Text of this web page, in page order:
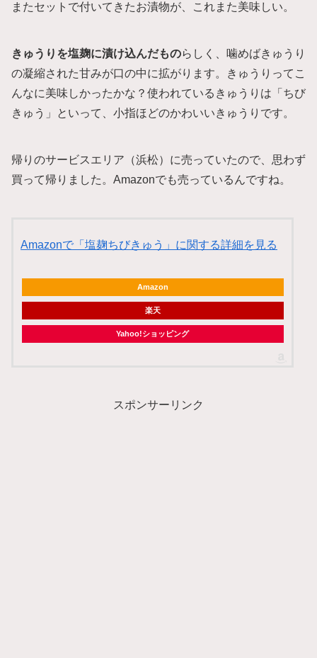
またセットで付いてきたお漬物が、これまた美味しい。
きゅうりを塩麹に漬け込んだものらしく、噛めばきゅうり
の凝縮された甘みが口の中に拡がります。きゅうりってこ
んなに美味しかったかな？使われているきゅうりは「ちび
きゅう」といって、小指ほどのかわいいきゅうりです。
帰りのサービスエリア（浜松）に売っていたので、思わず
買って帰りました。Amazonでも売っているんですね。
Amazonで「塩麹ちびきゅう」に関する詳細を見る
Amazon
楽天
Yahoo!ショッピング
スポンサーリンク